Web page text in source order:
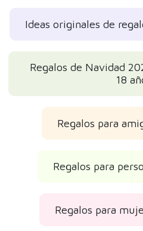
Ideas originales de
Regalos de Navidad
18
Regalos para
Regalos para
Regalos para